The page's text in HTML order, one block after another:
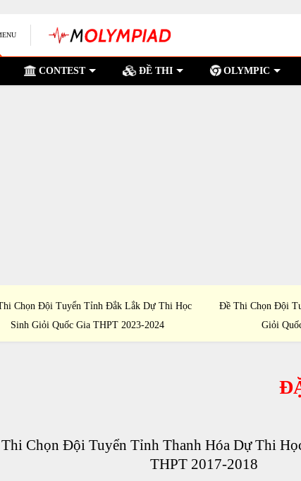
CONTEST ĐỀ THI OLYMPIC
Chọn Đội Tuyển Tỉnh Đắk Lắk Dự Thi Học
Sinh Giỏi Quốc Gia THPT 2023-2024
Đề Thi Chọn Đội
Giỏi
ĐẶT
Chọn Đội Tuyển Tỉnh Thanh Hóa Dự Thi
THPT 2017-2018